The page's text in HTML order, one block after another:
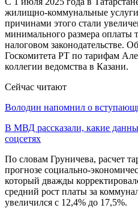
жилищно-коммунальные
причинами этого стали
минимального размера
налоговом законодательстве.
Госкомитета РТ по тарифам
коллегии ведомства в Казани.
Сейчас читают
Володин напомнил о
В МВД рассказали, какие
соцсетях
По словам Груничева, расчет
прогнозе социально-
который дважды
средний рост платы за
увеличился с 12,4% до 17,5%.